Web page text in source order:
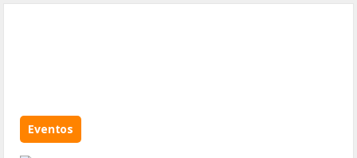
Eventos